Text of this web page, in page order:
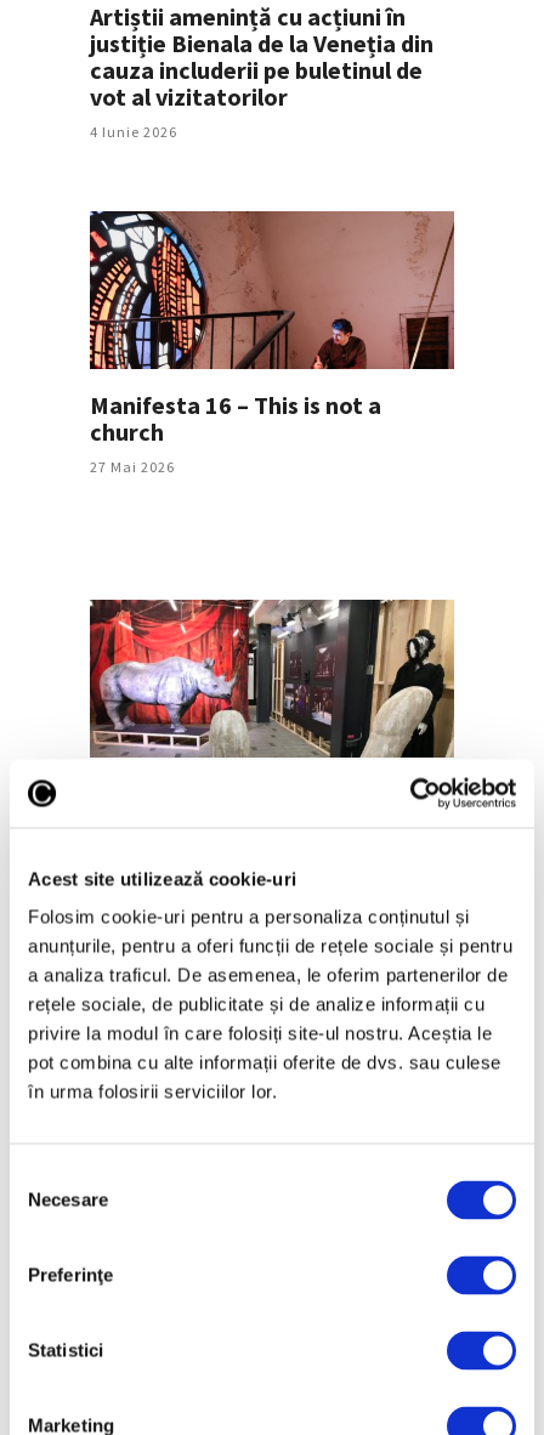
Acest site utilizează cookie-uri
Folosim cookie-uri pentru a personaliza conținutul și
anunțurile, pentru a oferi funcții de rețele sociale și pentru
a analiza traficul. De asemenea, le oferim partenerilor de
rețele sociale, de publicitate și de analize informații cu
privire la modul în care folosiți site-ul nostru. Aceștia le
pot combina cu alte informații oferite de dvs. sau culese
în urma folosirii serviciilor lor.
consimțământului
Necesare
Preferinţe
Statistici
Marketing
Artiștii amenință cu acțiuni în
justiție Bienala de la Veneția din
cauza includerii pe buletinul de
vot al vizitatorilor
4 Iunie 2026
Manifesta 16 – This is not a
church
27 Mai 2026
Bienala de Scenografie București
Proteste spectaculoase în
6 Mai 2026
Articole recente